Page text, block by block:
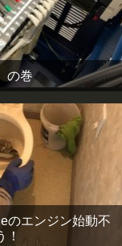
の巻
のエンジン始動不
！